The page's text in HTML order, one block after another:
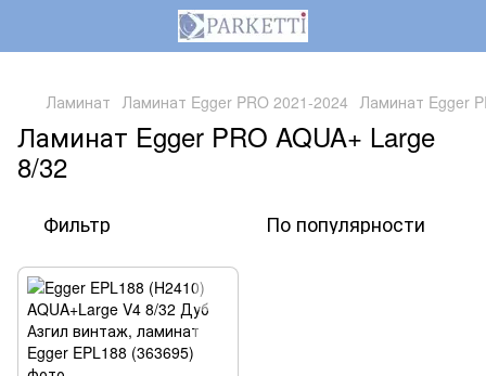
Ламинат Ламинат Egger PRO 2021-2024 Ламинат Egger
Ламинат Egger PRO AQUA+ Large
8/32
Фильтр По популярности